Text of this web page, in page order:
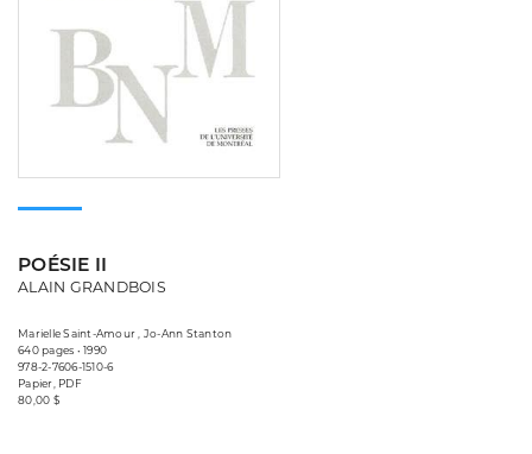
POÉSIE II
ALAIN GRANDBOIS
Marielle Saint-Amour , Jo-Ann Stanton
640 pages • 1990
978-2-7606-1510-6
Papier, PDF
80,00 $